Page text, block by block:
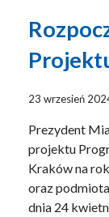
23 wrzesień
Prezydent
projektu
Kraków na
oraz
dnia 24